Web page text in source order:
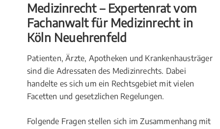
Medizinrecht – Expertenrat vom
Fachanwalt für Medizinrecht in
Köln Neuehrenfeld
Patienten, Ärzte, Apotheken und Krankenhausträger
sind die Adressaten des Medizinrechts. Dabei
handelte es sich um ein Rechtsgebiet mit vielen
Facetten und gesetzlichen Regelungen.
Folgende Fragen stellen sich im Zusammenhang mit